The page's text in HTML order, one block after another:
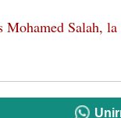
Mohamed Salah,